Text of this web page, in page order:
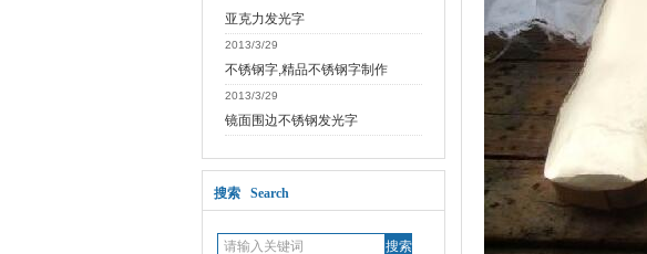
亚克力发光字
2013/3/29
不锈钢字,精品不锈钢字制作
2013/3/29
镜面围边不锈钢发光字
搜索 Search